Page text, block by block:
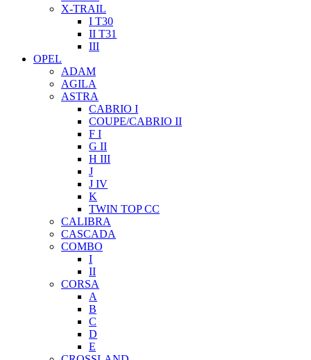
X-TRAIL
I T30
II T31
III
OPEL
ADAM
AGILA
ASTRA
CABRIO I
COUPE/CABRIO II
F I
G II
H III
J
J IV
K
TWIN TOP CC
CALIBRA
CASCADA
COMBO
I
II
CORSA
A
B
C
D
E